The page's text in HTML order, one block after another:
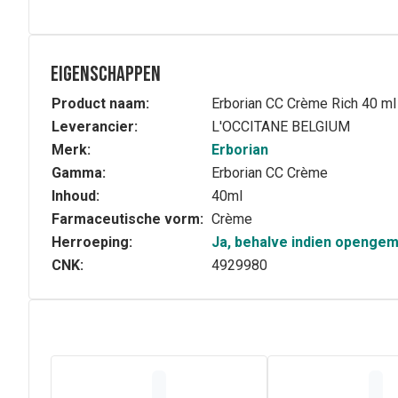
Eigenschappen
Product naam:
Erborian CC Crème Rich 40 ml
Leverancier:
L'OCCITANE BELGIUM
Merk:
Erborian
Gamma:
Erborian CC Crème
Inhoud:
40ml
Farmaceutische vorm: Crème
Herroeping:
Ja, behalve indien
CNK:
4929980